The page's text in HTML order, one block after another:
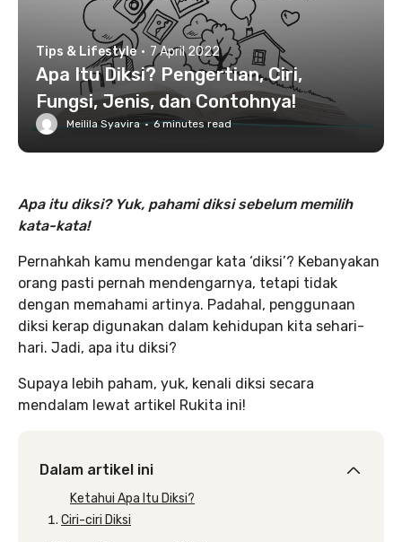
Tips & Lifestyle · 7 April 2022
Apa Itu Diksi? Pengertian, Ciri,
Fungsi, Jenis, dan Contohnya!
Meilila Syavira · 6minutes read
Apa itu diksi? Yuk, pahami diksi sebelum memilih
kata-kata!
Pernahkah kamu mendengar kata ‘diksi’? Kebanyakan
orang pasti pernah mendengarnya, tetapi tidak
dengan memahami artinya. Padahal, penggunaan
diksi kerap digunakan dalam kehidupan kita sehari-
hari. Jadi, apa itu diksi?
Supaya lebih paham, yuk, kenali diksi secara
mendalam lewat artikel Rukita ini!
Dalam artikel ini
Ketahui Apa Itu Diksi?
Ciri-ciri Diksi